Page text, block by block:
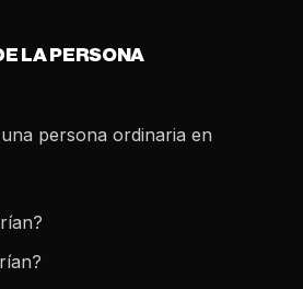
LA PERSONA
persona ordinaria en